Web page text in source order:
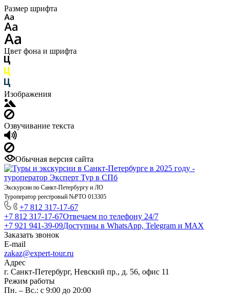
Размер шрифта
Цвет фона и шрифта
Изображения
Озвучивание текста
Обычная версия сайта
Экскурсии по Санкт-Петербургу и ЛО
Туроператор реестровый №РТО 013305
+7 812 317-17-67
+7 812 317-17-67Отвечаем по телефону 24/7
+7 921 941-39-09Доступны в WhatsApp, Telegram и MAX
Заказать звонок
E-mail
zakaz@expert-tour.ru
Адрес
г. Санкт-Петербург, Невский пр., д. 56, офис 11
Режим работы
Пн. – Вс.: с 9:00 до 20:00